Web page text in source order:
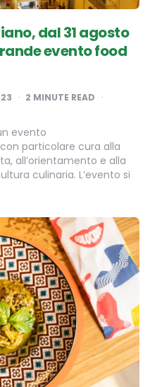
dal 31 agosto
evento food
2 MINUTE READ
evento
particolare cura alla
all’orientamento e alla
culinaria. L’evento si